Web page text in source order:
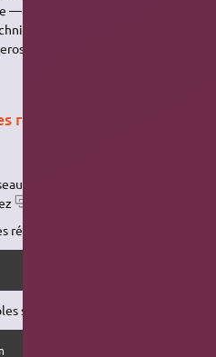
— acerhk — présent sur les
ACER, entre-autres. La
(AR242x, AR5007EG).
réseaux en mode
sans fils disponibles ( et
réseau supportant le
sur l'interface wlan0 :